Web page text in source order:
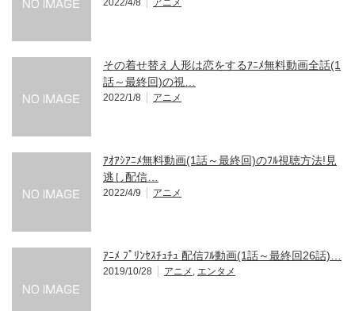
2022/4/8 アニメ
その着せ替え人形は恋をするｱﾆﾒ無料動画全話(1
話～最終回)の視…
2022/1/8 アニメ
ｱｵｱｼｱﾆﾒ無料動画(1話～最終回)のﾌﾙ視聴方法!見
逃し配信…
2022/4/9 アニメ
ｱﾆﾒ ﾌﾟﾘﾝｾｽﾁｭﾁｭ 配信ﾌﾙ動画(1話～最終回26話)…
2019/10/28 アニメ , エンタメ